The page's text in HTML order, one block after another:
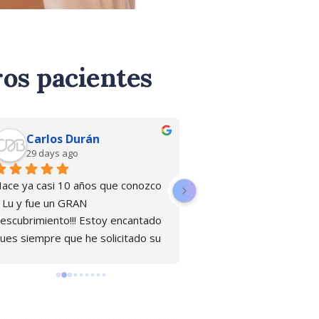
pacientes
Carlos Durán
29 days ago
ya casi 10 años que conozco
y fue un GRAN
Estoy encantado
siempre que he solicitado su
mi cuerpo, los resultados han sido